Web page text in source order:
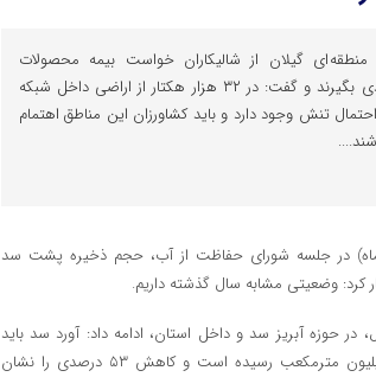
ای گیلان از شالیکاران خواست بیمه محصولات
کشاورزی را جدی بگیرند و گفت: در ۳۲ هزار هکتار از اراضی داخل شبکه
تنش وجود دارد و باید کشاورزان این مناطق اهتمام
(۲۰ فروردین ماه) در جلسه شورای حفاظت از آب، حجم ذخیره پشت سد
به نرمال، در حوزه آبریز سد و داخل استان، ادامه داد: آورد سد باید
بیش از یک میلیارد مترمکعب باشد که اکنون به ۴۸۹ میلیون مترمکعب رسیده است و کاهش ۵۳ درصدی را نشان